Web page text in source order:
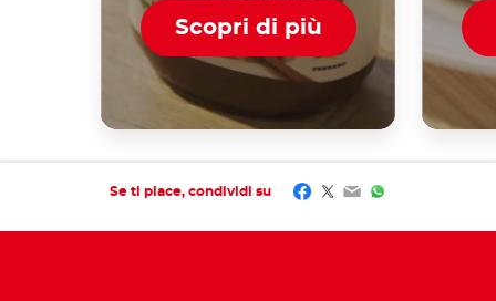
Scopri di più
Se ti piace, condividi su Facebook
Twitter
EmailWhatsApp